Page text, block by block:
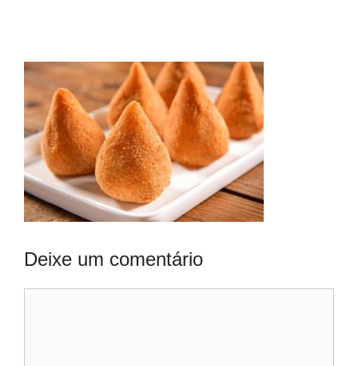
Deixe um comentário